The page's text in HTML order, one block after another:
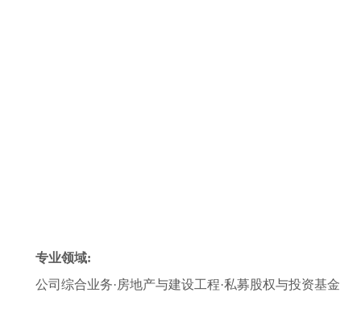
专业领域:
公司综合业务·房地产与建设工程·私募股权与投资基金